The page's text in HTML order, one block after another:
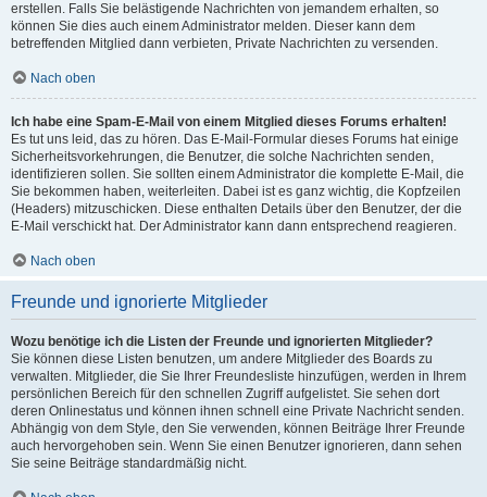
erstellen. Falls Sie belästigende Nachrichten von jemandem erhalten, so
können Sie dies auch einem Administrator melden. Dieser kann dem
betreffenden Mitglied dann verbieten, Private Nachrichten zu versenden.
Nach oben
Ich habe eine Spam-E-Mail von einem Mitglied dieses Forums erhalten!
Es tut uns leid, das zu hören. Das E-Mail-Formular dieses Forums hat einige
Sicherheitsvorkehrungen, die Benutzer, die solche Nachrichten senden,
identifizieren sollen. Sie sollten einem Administrator die komplette E-Mail, die
Sie bekommen haben, weiterleiten. Dabei ist es ganz wichtig, die Kopfzeilen
(Headers) mitzuschicken. Diese enthalten Details über den Benutzer, der die
E-Mail verschickt hat. Der Administrator kann dann entsprechend reagieren.
Nach oben
Freunde und ignorierte Mitglieder
Wozu benötige ich die Listen der Freunde und ignorierten Mitglieder?
Sie können diese Listen benutzen, um andere Mitglieder des Boards zu
verwalten. Mitglieder, die Sie Ihrer Freundesliste hinzufügen, werden in Ihrem
persönlichen Bereich für den schnellen Zugriff aufgelistet. Sie sehen dort
deren Onlinestatus und können ihnen schnell eine Private Nachricht senden.
Abhängig von dem Style, den Sie verwenden, können Beiträge Ihrer Freunde
auch hervorgehoben sein. Wenn Sie einen Benutzer ignorieren, dann sehen
Sie seine Beiträge standardmäßig nicht.